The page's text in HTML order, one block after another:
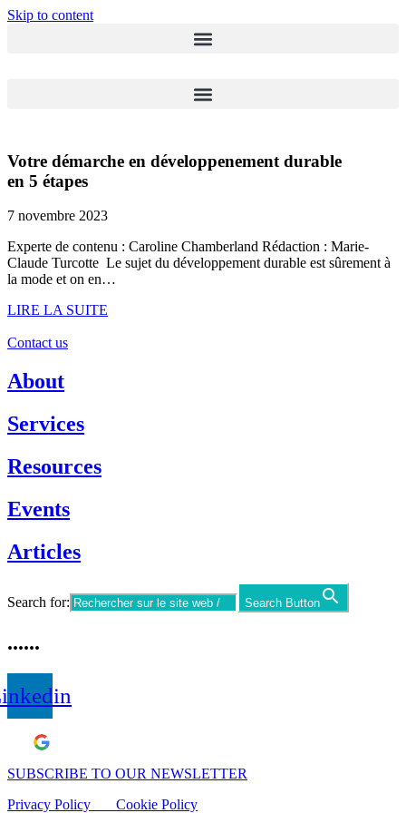
Skip to content
Votre démarche en développenement durable
en 5 étapes
7 novembre 2023
Experte de contenu : Caroline Chamberland Rédaction : Marie-
Claude Turcotte Le sujet du développement durable est sûrement à
la mode et on en…
LIRE LA SUITE
Contact us
About
Services
Resources
Events
Articles
Search for: Search Button
......
SUBSCRIBE TO OUR NEWSLETTER
Privacy Policy Cookie Policy